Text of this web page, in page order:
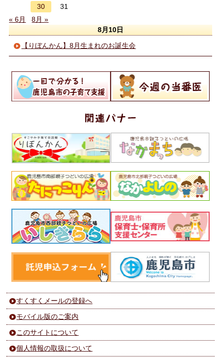
30
31
« 6月
8月 »
8月10日
【りぼんかん】8月生まれのお誕生会
すくすくメールの登録へ
モバイル版のご案内
このサイトについて
個人情報の取扱について